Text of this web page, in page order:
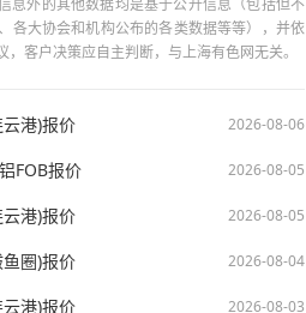
息外的其他数据均是基于公开信息（包括但不
各大协会和机构公布的各类数据等等），并依
客户决策应自主判断，与上海有色网无关。
港)报价 2026-08-06
FOB报价 2026-08-05
港)报价 2026-08-05
圈)报价 2026-08-04
港)报价 2026-08-03